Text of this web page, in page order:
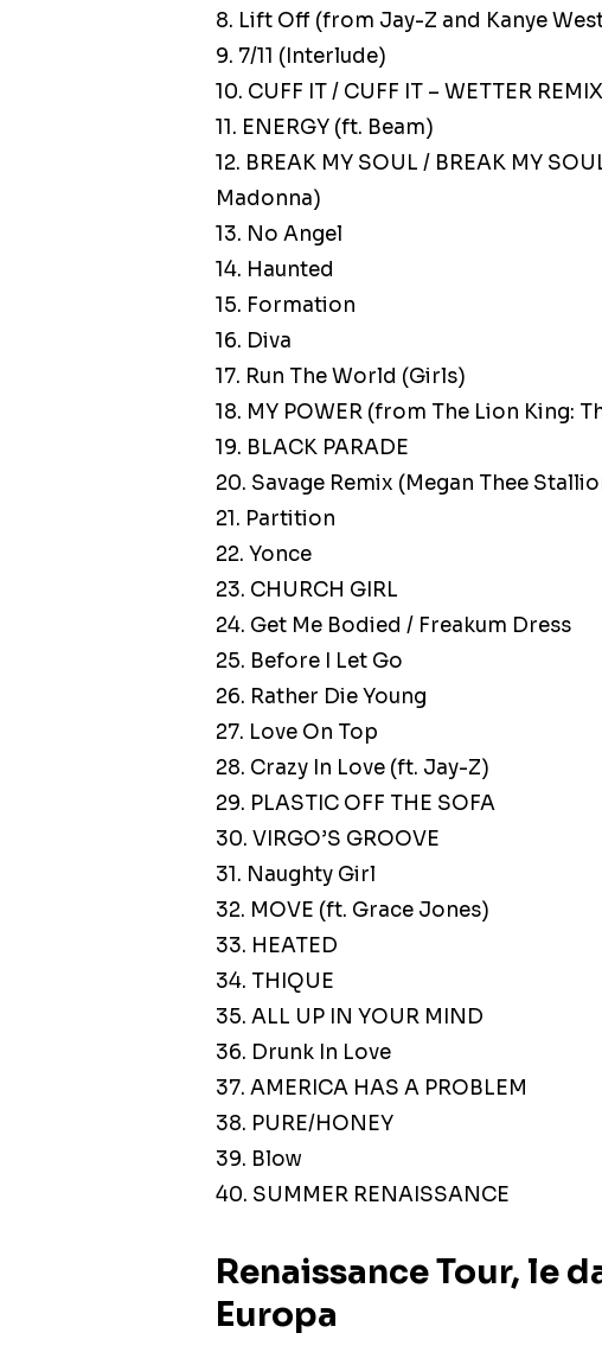
8. Lift Off (from Jay-Z and Kanye
9. 7/11 (Interlude)
10. CUFF IT / CUFF IT – WETTER REMIX
11. ENERGY (ft. Beam)
12. BREAK MY SOUL / BREAK MY
Madonna)
13. No Angel
14. Haunted
15. Formation
16. Diva
17. Run The World (Girls)
18. MY POWER (from The Lion King:
19. BLACK PARADE
20. Savage Remix (Megan Thee
21. Partition
22. Yonce
23. CHURCH GIRL
24. Get Me Bodied / Freakum Dress
25. Before I Let Go
26. Rather Die Young
27. Love On Top
28. Crazy In Love (ft. Jay-Z)
29. PLASTIC OFF THE SOFA
30. VIRGO’S GROOVE
31. Naughty Girl
32. MOVE (ft. Grace Jones)
33. HEATED
34. THIQUE
35. ALL UP IN YOUR MIND
36. Drunk In Love
37. AMERICA HAS A PROBLEM
38. PURE/HONEY
39. Blow
40. SUMMER RENAISSANCE
Renaissance Tour, le
Europa